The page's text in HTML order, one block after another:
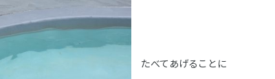
たべてあげることに